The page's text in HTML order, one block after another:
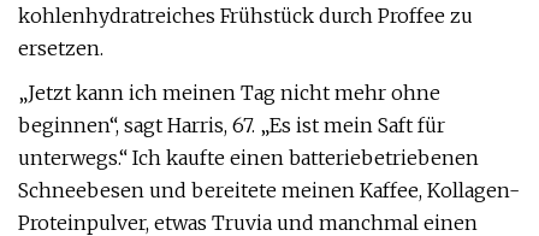
kohlenhydratreiches Frühstück durch Proffee zu
ersetzen.
„Jetzt kann ich meinen Tag nicht mehr ohne
beginnen“, sagt Harris, 67. „Es ist mein Saft für
unterwegs.“ Ich kaufte einen batteriebetriebenen
Schneebesen und bereitete meinen Kaffee, Kollagen-
Proteinpulver, etwas Truvia und manchmal einen